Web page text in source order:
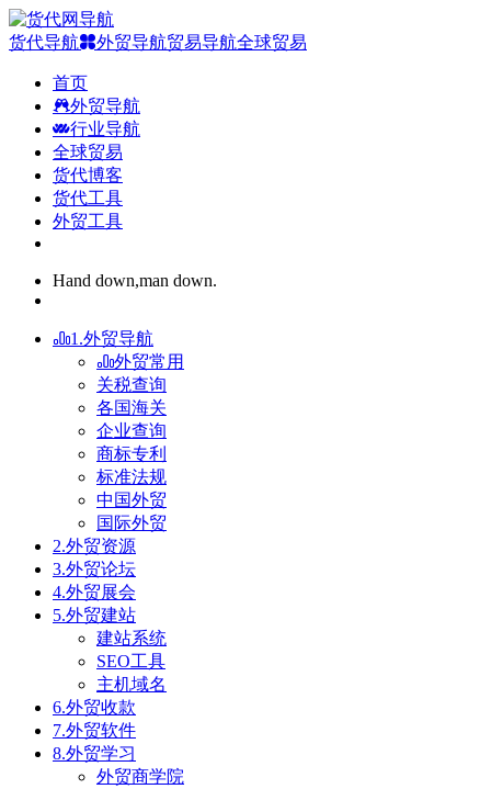
货代导航 外贸导航贸易导航全球贸易
首页
外贸导航
行业导航
全球贸易
货代博客
货代工具
外贸工具
Hand down,man down.
1.外贸导航
外贸常用
关税查询
各国海关
企业查询
商标专利
标准法规
中国外贸
国际外贸
2.外贸资源
3.外贸论坛
4.外贸展会
5.外贸建站
建站系统
SEO工具
主机域名
6.外贸收款
7.外贸软件
8.外贸学习
外贸商学院